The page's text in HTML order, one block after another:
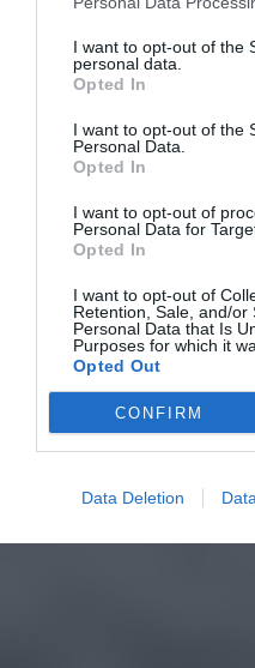
I want to opt-out of the
personal data.
Opted In
I want to opt-out of the
Personal Data.
Opted In
I want to opt-out of
Personal Data for
Opted In
I want to opt-out of
Retention, Sale, and/or
Personal Data that Is
Purposes for which it
Opted Out
CONFIRM
Data Deletion